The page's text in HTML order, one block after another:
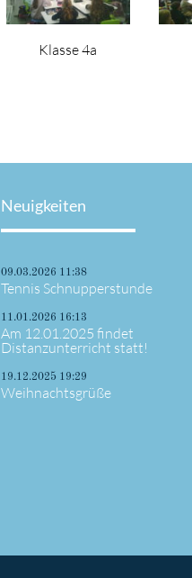
Klasse 4a
Neuigkeiten
09.03.2026 11:38
Tennis Schnupperstunde
11.01.2026 16:13
Am 12.01.2025 findet
Distanzunterricht statt!
19.12.2025 19:29
Weihnachtsgrüße